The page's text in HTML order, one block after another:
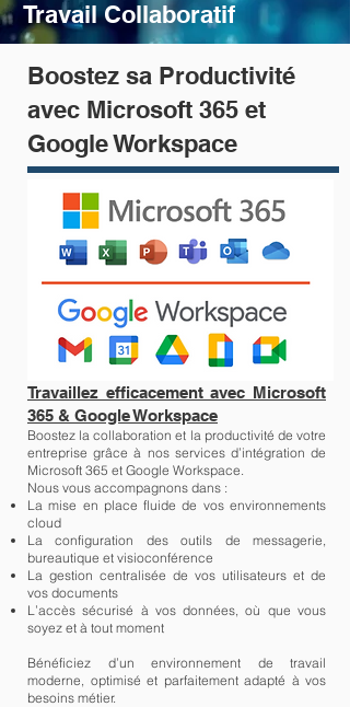
Travail Collaboratif
Boostez sa Productivité
avec Microsoft 365 et
Google Workspace
Travaillez efficacement avec Microsoft
365 & Google Workspace
Boostez la collaboration et la productivité de votre
entreprise grâce à nos services d’intégration de
Microsoft 365 et Google Workspace.
Nous vous accompagnons dans :
La mise en place fluide de vos environnements
cloud
La configuration des outils de messagerie,
bureautique et visioconférence
La gestion centralisée de vos utilisateurs et de
vos documents
L’accès sécurisé à vos données, où que vous
soyez et à tout moment
Bénéficiez d’un environnement de travail
moderne, optimisé et parfaitement adapté à vos
besoins métier.